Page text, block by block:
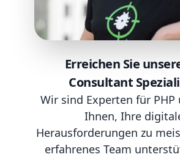
Erreichen Sie
Consultant
Wir sind Experten für PHP
Ihnen, Ihre
Herausforderungen zu
erfahrenes Team